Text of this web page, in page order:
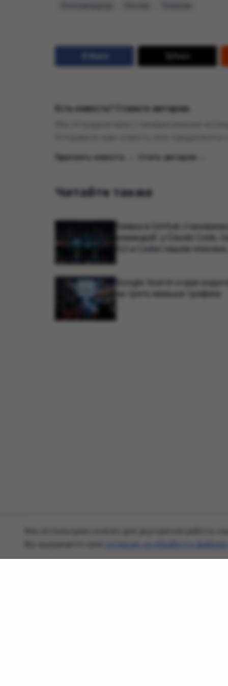
Post
Есть новость? Станьте автором.
Мы сотрудничаем с независимыми
Отправьте нам новость или
Прислать новость → Стать автором →
Читайте также
Заявка в GitHub становилась
командой: у Claude Code,
CLI и Codex нашли опасные
Google Search отдал
на треть меньше трафика
Мы используем cookies для улучшения работы
согласие на обработку